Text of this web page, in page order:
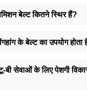
अनुप्रयोगों के लिए समायोजित करती
बेल्ट कितने स्थिर हैं?
मिलता है और पहन-
के बेल्ट का उपयोग होता
करते हैं।
टू-बी सेवाओं के लिए पेशगी